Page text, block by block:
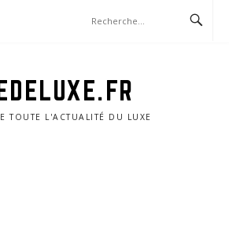
TOUTE L'ACTUALITÉ DU LUXE